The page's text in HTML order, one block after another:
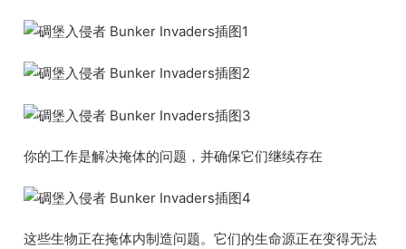
你的工作是解决掩体的问题，并确保它们继续存在
这些生物正在掩体内制造问题。它们的生命源正在变得无法